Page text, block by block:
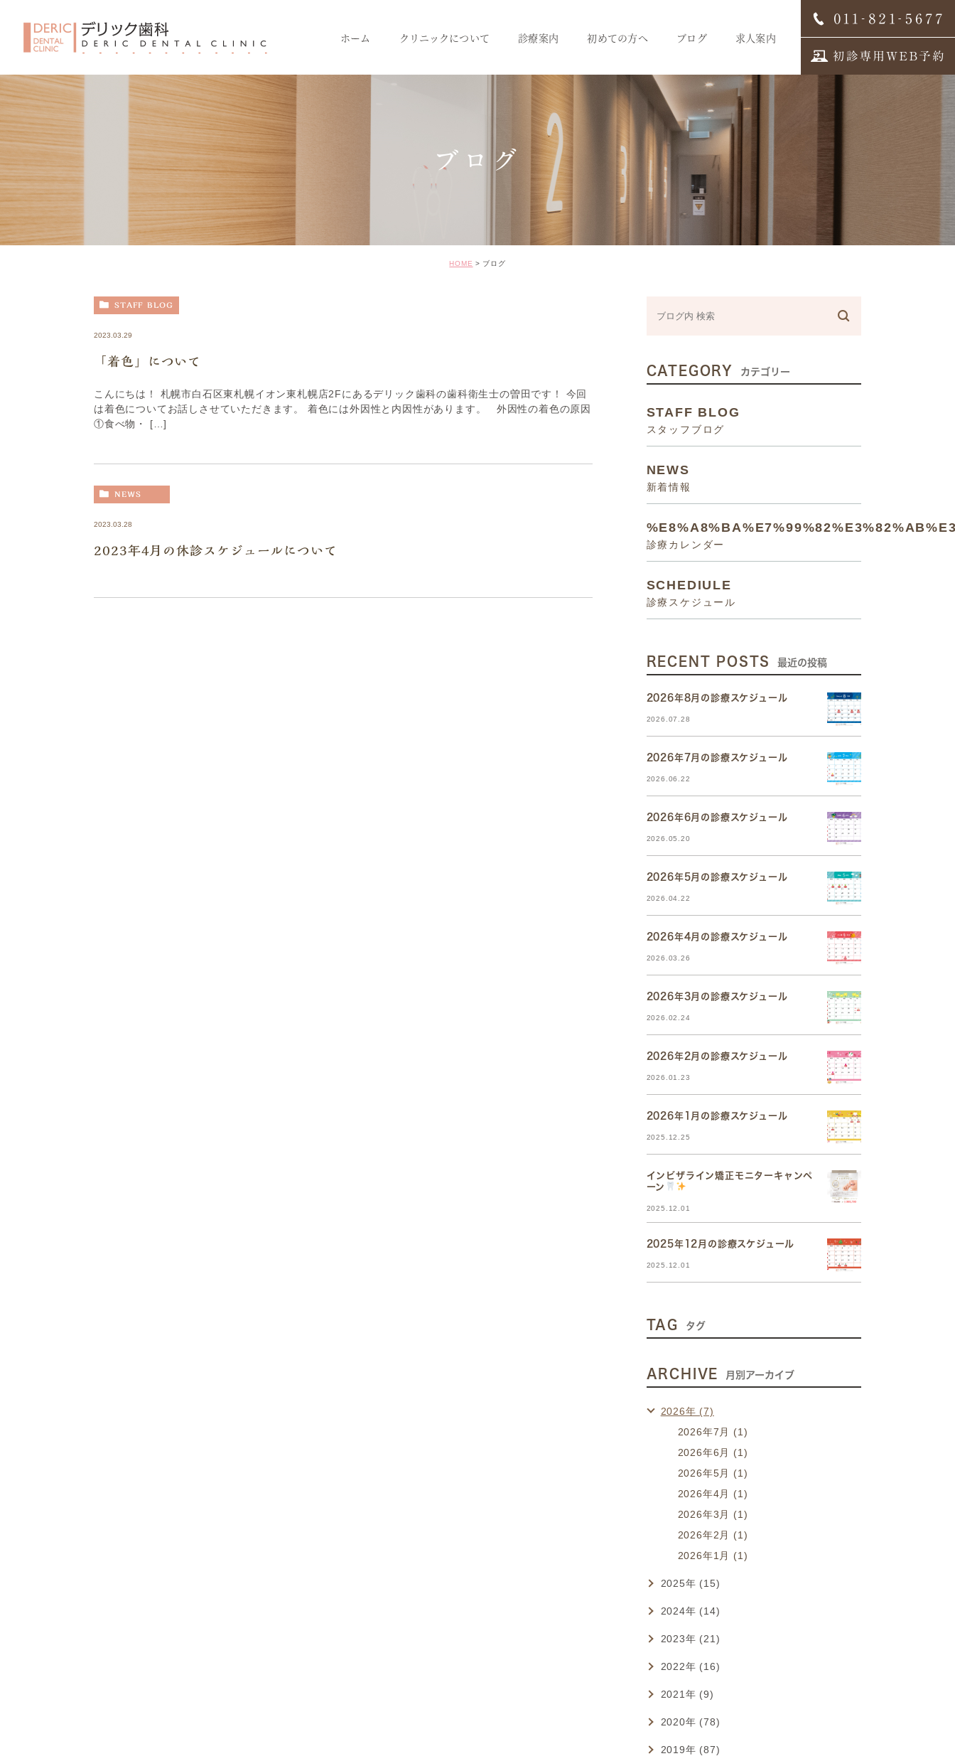
ホーム クリニックについて 診療案内
成人のための予防治療
小児歯科
セラミック･審美治療
矯正治療
初めての方へ ブログ
スタッフブログ
求人案内
求人案内
歯科医師募集
歯科衛生士募集
歯科受付募集
デンタルコーディネーター
ブログ
HOME ブログ
STAFF BLOG
2023.03.29
「着色」について
こんにちは！ 札幌市白石区東札幌イオン東札幌店2Fにあるデリック歯科の歯科衛生士の曽田です！ 今回
は着色についてお話しさせていただきます。 着色には外因性と内因性があります。 外因性の着色の原因
①食べ物・ […]
NEWS
2023.03.28
2023年4月の休診スケジュールについて
CATEGORY カテゴリー
STAFF BLOG
スタッフブログ
NEWS
新着情報
診療カレンダー
SCHEDIULE
診療スケジュール
RECENT POSTS 最近の投稿
2026年8月の診療スケジュール
2026.07.28
2026年7月の診療スケジュール
2026.06.22
2026年6月の診療スケジュール
2026.05.20
2026年5月の診療スケジュール
2026.04.22
2026年4月の診療スケジュール
2026.03.26
2026年3月の診療スケジュール
2026.02.24
2026年2月の診療スケジュール
2026.01.23
2026年1月の診療スケジュール
2025.12.25
インビザライン矯正モニターキャンペ
ーン
2025.12.01
2025年12月の診療スケジュール
2025.12.01
TAG タグ
ARCHIVE 月別アーカイブ
2026年 (7)
2026年7月 (1)
2026年6月 (1)
2026年5月 (1)
2026年4月 (1)
2026年3月 (1)
2026年2月 (1)
2026年1月 (1)
2025年 (15)
2024年 (14)
2023年 (21)
2022年 (16)
2021年 (9)
2020年 (78)
2019年 (87)